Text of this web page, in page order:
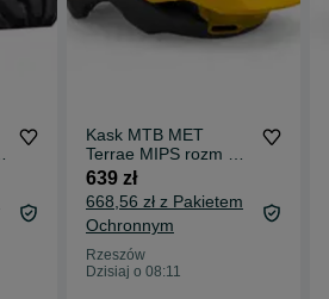
Kask MTB MET
Terrae MIPS rozm M
L Enduro Trail
639 zł
668,56 zł z Pakietem
Ochronnym
Rzeszów
Dzisiaj o 08:11